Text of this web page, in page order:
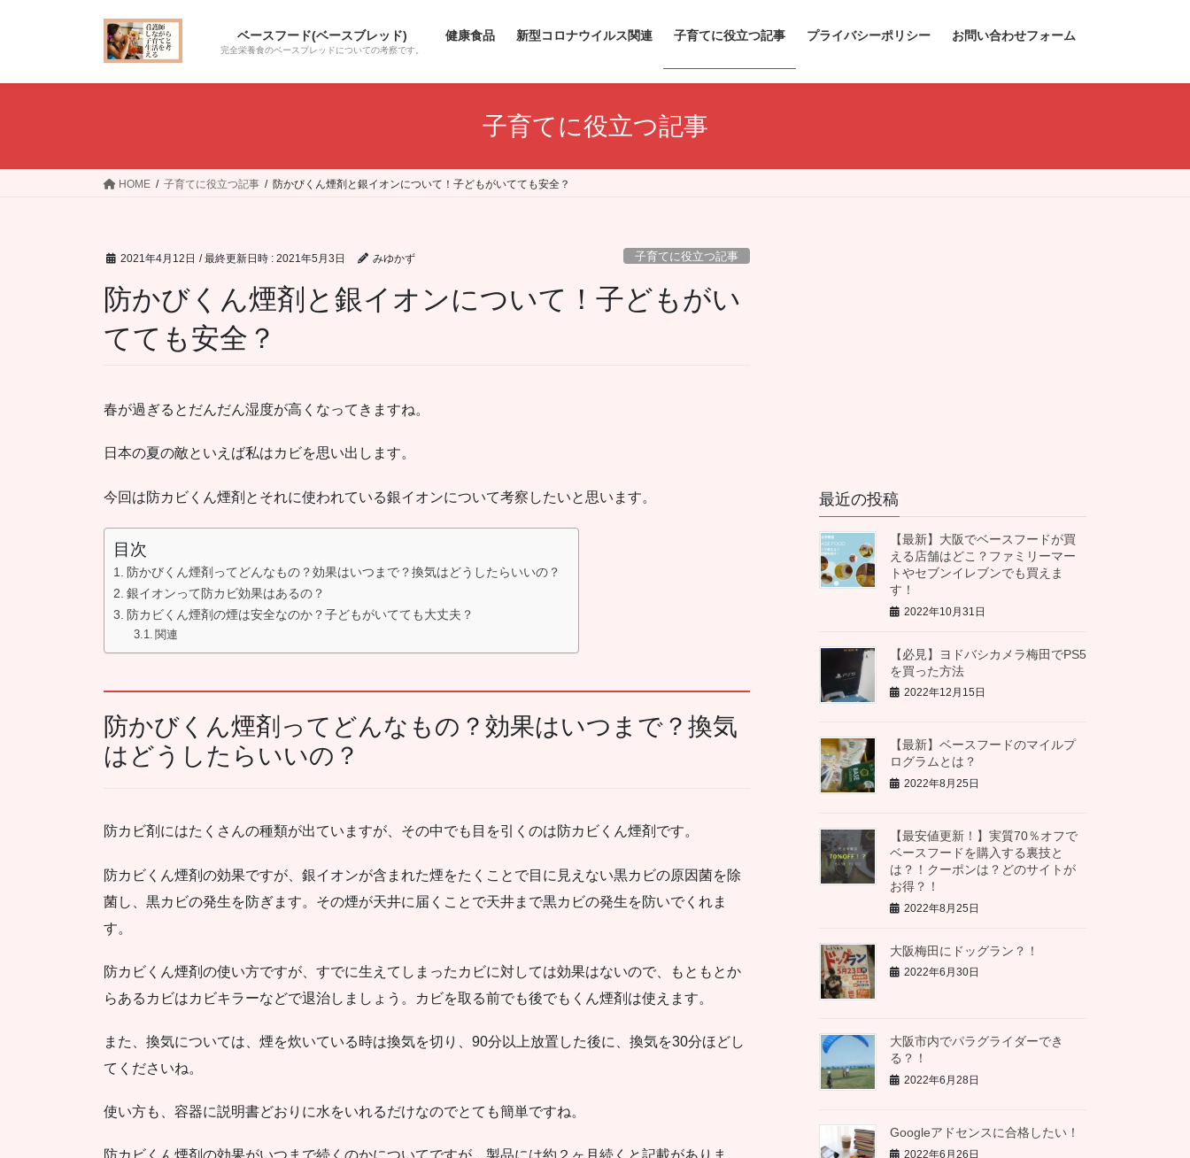
ベースフード(ベースブレッド)
完全栄養食のベースブレッドについての考察です。
健康食品 新型コロナウイルス関連 子育てに役立つ記事 プライバシーポリシー お問い合わせフォーム
子育てに役立つ記事
HOME 子育てに役立つ記事 防かびくん煙剤と銀イオンについて！子どもがいてても安全？
2021年4月12日 / 最終更新日時 : 2021年5月3日 みゆかず 子育てに役立つ記事
防かびくん煙剤と銀イオンについて！子どもがい
てても安全？
春が過ぎるとだんだん湿度が高くなってきますね。
日本の夏の敵といえば私はカビを思い出します。
今回は防カビくん煙剤とそれに使われている銀イオンについて考察したいと思います。
目次
防かびくん煙剤ってどんなもの？効果はいつまで？換気はどうしたらいいの？
銀イオンって防カビ効果はあるの？
防カビくん煙剤の煙は安全なのか？子どもがいてても大丈夫？
関連
防かびくん煙剤ってどんなもの？効果はいつまで？換気
はどうしたらいいの？
防カビ剤にはたくさんの種類が出ていますが、その中でも目を引くのは防カビくん煙剤です。
防カビくん煙剤の効果ですが、銀イオンが含まれた煙をたくことで目に見えない黒カビの原因菌を除
菌し、黒カビの発生を防ぎます。その煙が天井に届くことで天井まで黒カビの発生を防いでくれま
す。
防カビくん煙剤の使い方ですが、すでに生えてしまったカビに対しては効果はないので、もともとか
らあるカビはカビキラーなどで退治しましょう。カビを取る前でも後でもくん煙剤は使えます。
また、換気については、煙を炊いている時は換気を切り、90分以上放置した後に、換気を30分ほどし
てくださいね。
使い方も、容器に説明書どおりに水をいれるだけなのでとても簡単ですね。
最近の投稿
【最新】大阪でベースフードが買
える店舗はどこ？ファミリーマー
トやセブンイレブンでも買えま
す！
2022年10月31日
【必見】ヨドバシカメラ梅田でPS5
を買った方法
2022年12月15日
【最新】ベースフードのマイルプ
ログラムとは？
2022年8月25日
【最安値更新！】実質70％オフで
ベースフードを購入する裏技と
は？！クーポンは？どのサイトが
お得？！
2022年8月25日
大阪梅田にドッグラン？！
2022年6月30日
大阪市内でパラグライダーでき
る？！
2022年6月28日
Googleアドセンスに合格したい！
2022年6月26日